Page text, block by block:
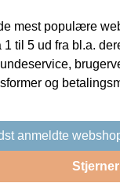
mest populære
1 til 5 ud fra bl.a.
og
anmeldte
Stjerner